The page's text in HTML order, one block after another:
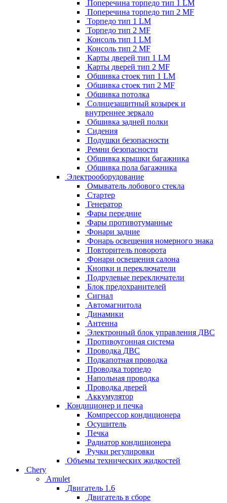
Поперечина торпедо тип 1 LM
Поперечина торпедо тип 2 MF
Торпедо тип 1 LM
Торпедо тип 2 MF
Консоль тип 1 LM
Консоль тип 2 MF
Карты дверей тип 1 LM
Карты дверей тип 2 MF
Обшивка стоек тип 1 LM
Обшивка стоек тип 2 MF
Обшивка потолка
Солнцезащитный козырек и
внутреннее зеркало
Обшивка задней полки
Сидения
Подушки безопасности
Ремни безопасности
Обшивка крышки багажника
Обшивка пола багажника
Электрооборудование
Омыватель лобового стекла
Стартер
Генератор
Фары передние
Фары противотуманные
Фонари задние
Фонарь освещения номерного знака
Повторитель поворота
Фонари освещения салона
Кнопки и переключатели
Подрулевые переключатели
Блок предохранителей
Сигнал
Автомагнитола
Динамики
Антенна
Электронный блок управления ДВС
Противоугонная система
Проводка ДВС
Подкапотная проводка
Проводка торпедо
Напольная проводка
Проводка дверей
Аккумулятор
Кондиционер и печка
Компрессор кондиционера
Осушитель
Печка
Радиатор кондиционера
Ручки регулировки
Объемы технических жидкостей
Chery
Amulet
Двигатель 1.6
Двигатель в сборе